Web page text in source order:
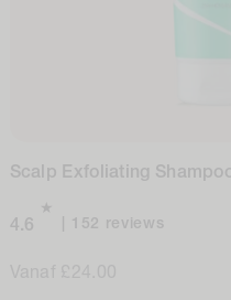
Scalp Exfoliating
4.6 152 reviews